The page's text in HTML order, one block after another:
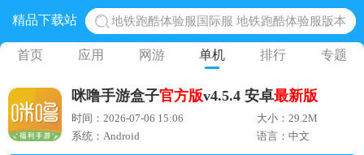
精品下载站
地铁跑酷体验服国际服 地铁跑酷体验服版本
网易光遇手游正版 点亮星空共庆周年
黎明觉醒生机腾讯正版 黎明觉醒生机国际服
蛋仔派对下载 蛋仔派对体验服
奥特曼王者传奇 正版奥特曼游戏
首页 应用 网游 单机 排行 专题
咪噜手游盒子官方版v4.5.4 安卓最新版
时间：2026-07-06 15:06
大小：29.2M
系统：Android
语言：中文